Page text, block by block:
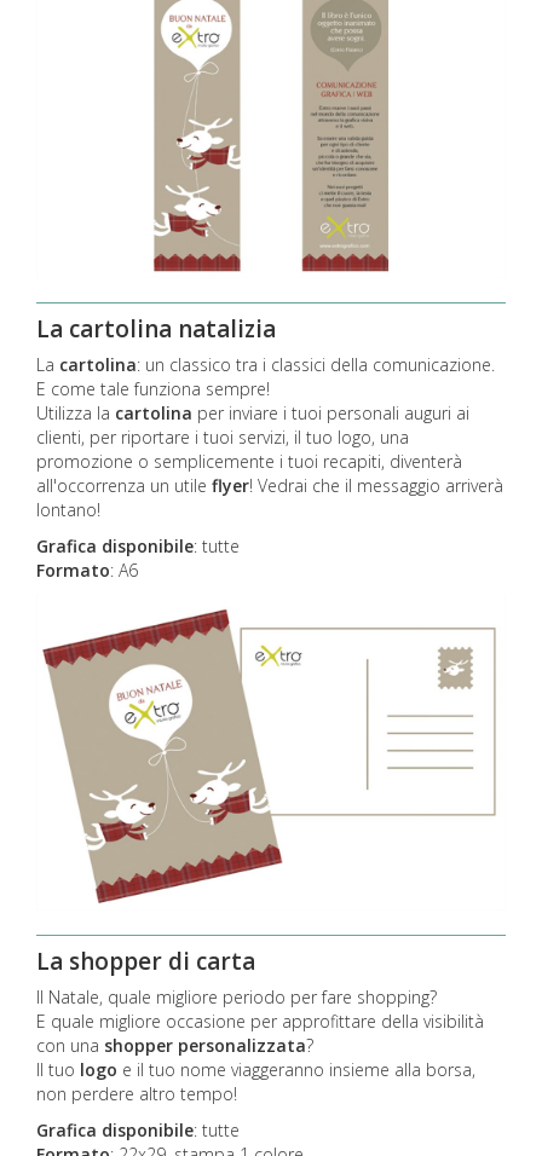
La cartolina natalizia
La cartolina: un classico tra i classici della comunicazione.
E come tale funziona sempre!
Utilizza la cartolina per inviare i tuoi personali auguri ai
clienti, per riportare i tuoi servizi, il tuo logo, una
promozione o semplicemente i tuoi recapiti, diventerà
all'occorrenza un utile flyer! Vedrai che il messaggio arriverà
lontano!
Grafica disponibile: tutte
Formato: A6
La shopper di carta
Il Natale, quale migliore periodo per fare shopping?
E quale migliore occasione per approfittare della visibilità
con una shopper personalizzata?
Il tuo logo e il tuo nome viaggeranno insieme alla borsa,
non perdere altro tempo!
Grafica disponibile: tutte